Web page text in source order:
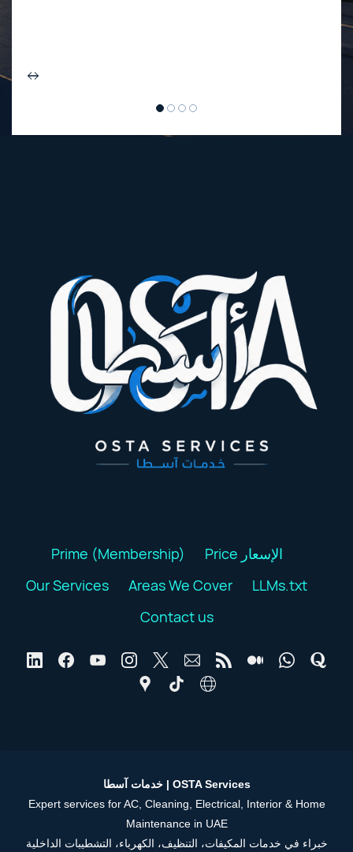
Prime (Membership)
Price الإسعار
Our Services
Areas We Cover
LLMs.txt
Contact us
خدمات آسطا | OSTA Services
Expert services for AC, Cleaning, Electrical, Interior & Home
Maintenance in UAE
خبراء في خدمات المكيفات، التنظيف، الكهرباء، التشطيبات الداخلية